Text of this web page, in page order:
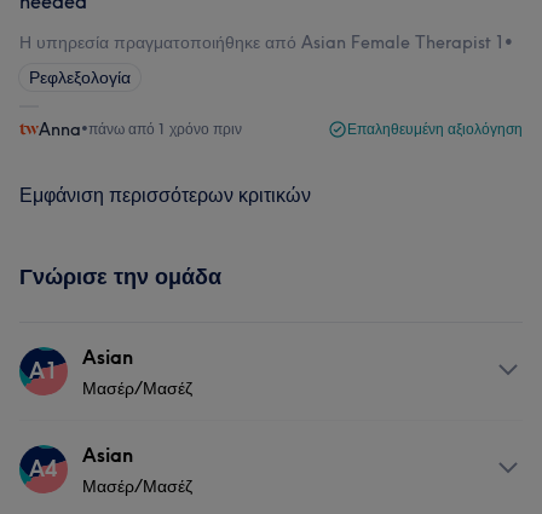
Η υπηρεσία πραγματοποιήθηκε από Asian Female Therapist 1 •
Ρεφλεξολογία
Anna•πάνω από 1 χρόνο πριν Επαληθευμένη αξιολόγηση
Εμφάνιση περισσότερων κριτικών
Γνώρισε την ομάδα
A1 Asian
Μασέρ/Μασέζ
Υπηρεσίες
A4 Asian
Μασέρ/Μασέζ